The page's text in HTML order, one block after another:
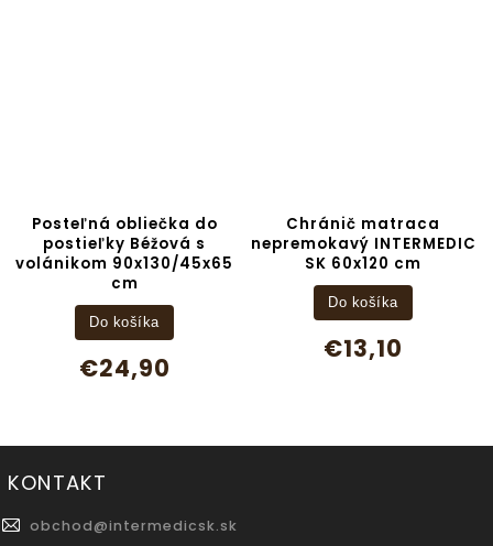
Chránič matraca
nepremokavý INTERMEDIC
SK 60x120 cm
€13,10
Do košíka
Set do kočíka
volánikom/minky
krémová 100x75/
cm
€24,90
Do košíka
KONTAKT
obchod@intermedicsk.sk